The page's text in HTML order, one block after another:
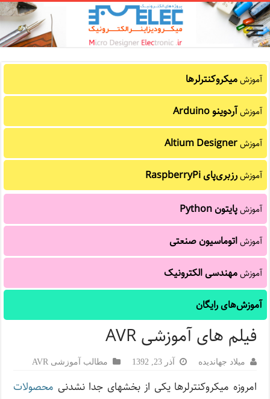
آموزشمیکروکنترلرها
آموزشآردوینو Arduino
آموزشAltium Designer
آموزشرزبری‌پای RaspberryPi
آموزشپایتون Python
آموزشاتوماسیون صنعتی
آموزشمهندسی الکترونیک
آموزش‌های رایگان
فیلم های آموزشی AVR
میلاد جهاندیده آذر 23, 1392 مطالب آموزشی AVR
امروزه میکروکنترلرها یکی از بخشهای جدا نشدنی محصولات